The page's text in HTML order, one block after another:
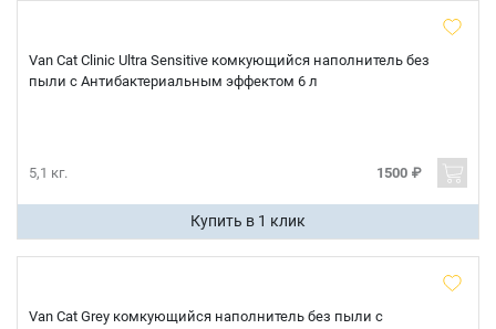
Van Cat Clinic Ultra Sensitive комкующийся наполнитель без
пыли с Антибактериальным эффектом 6 л
5,1 кг. 1500 ₽
Купить в 1 клик
Van Cat Grey комкующийся наполнитель без пыли с